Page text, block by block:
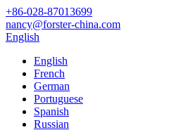
+86-028-87013699
nancy@forster-china.com
English
English
French
German
Portuguese
Spanish
Russian